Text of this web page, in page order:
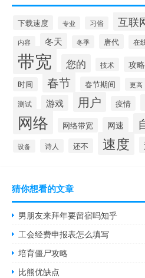
下载速度 专业 习俗 互联
内容 冬天 冬季 唐代 在
带宽 您的 技术 攻略
时间 春节 春节期间 更高
测试 游戏 用户 疫情
网络 网络带宽 网速
设备 诗人 还不 速度
猜你想看的文章
男朋友来拜年要留宿吗知乎
工会经费申报表怎么填写
培育僵尸攻略
比熊优缺点